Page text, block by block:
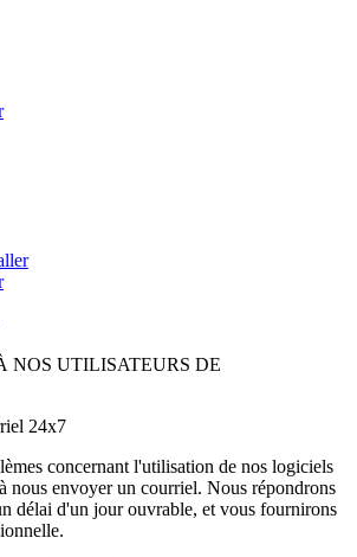
NOS UTILISATEURS DE
24x7
concernant l'utilisation de nos logiciels
nous envoyer un courriel. Nous répondrons
délai d'un jour ouvrable, et vous fournirons